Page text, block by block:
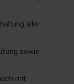
aller
sowie
mit